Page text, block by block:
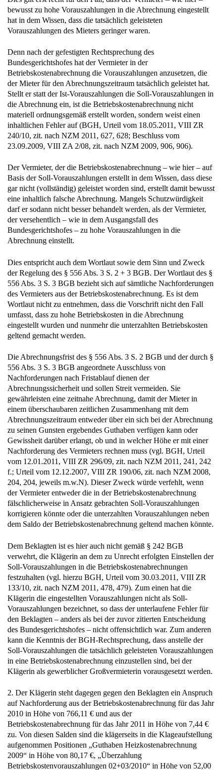
hat in dem Wissen, dass die tatsächlich geleisteten
Vorauszahlungen des Mieters geringer waren.
Denn nach der gefestigten Rechtsprechung des
Bundesgerichtshofes hat der Vermieter in der
Betriebskostenabrechnung die Vorauszahlungen anzusetzen, die
der Mieter für den Abrechnungszeitraum tatsächlich geleistet hat.
Stellt er statt der Ist-Vorauszahlungen die Soll-Vorauszahlungen in
die Abrechnung ein, ist die Betriebskostenabrechnung nicht
materiell ordnungsgemäß erstellt worden, sondern weist einen
inhaltlichen Fehler auf (BGH, Urteil vom 18.05.2011, VIII ZR
240/10, zit. nach NZM 2011, 627, 628; Beschluss vom
23.09.2009, VIII ZA 2/08, zit. nach NZM 2009, 906, 906).
Der Vermieter, der die Betriebskostenabrechnung – wie hier – auf
Basis der Soll-Vorauszahlungen erstellt in dem Wissen, dass diese
gar nicht (vollständig) geleistet worden sind, erstellt damit bewusst
eine inhaltlich falsche Abrechnung. Mangels Schutzwürdigkeit
darf er sodann nicht besser behandelt werden, als der Vermieter,
der versehentlich – wie in dem Ausgangsfall des
Bundesgerichtshofes – zu hohe Vorauszahlungen in die
Abrechnung einstellt.
Dies entspricht auch dem Wortlaut sowie dem Sinn und Zweck
der Regelung des § 556 Abs. 3 S. 2 + 3 BGB. Der Wortlaut des §
556 Abs. 3 S. 3 BGB bezieht sich auf sämtliche Nachforderungen
des Vermieters aus der Betriebskostenabrechnung. Es ist dem
Wortlaut nicht zu entnehmen, dass die Vorschrift nicht den Fall
umfasst, dass zu hohe Betriebskosten in die Abrechnung
eingestellt wurden und nunmehr die unterzahlten Betriebskosten
geltend gemacht werden.
Die Abrechnungsfrist des § 556 Abs. 3 S. 2 BGB und der durch §
556 Abs. 3 S. 3 BGB angeordnete Ausschluss von
Nachforderungen nach Fristablauf dienen der
Abrechnungssicherheit und sollen Streit vermeiden. Sie
gewährleisten eine zeitnahe Abrechnung, damit der Mieter in
einem überschaubaren zeitlichen Zusammenhang mit dem
Abrechnungszeitraum entweder über ein sich bei der Abrechnung
zu seinen Gunsten ergebendes Guthaben verfügen kann oder
Gewissheit darüber erlangt, ob und in welcher Höhe er mit einer
Nachforderung des Vermieters rechnen muss (vgl. BGH, Urteil
vom 12.01.2011, VIII ZR 296/09, zit. nach NZM 2011, 241, 242
f.; Urteil vom 12.12.2007, VIII ZR 190/06, zit. nach NZM 2008,
204, 204, jeweils m.w.N). Dieser Zweck würde verfehlt, wenn
der Vermieter entweder die in der Betriebskostenabrechnung
fälschlicherweise in Ansatz gebrachten Soll-Vorauszahlungen
korrigieren könnte oder die unterzahlten Vorauszahlungen neben
dem Saldo der Betriebskostenabrechnung geltend machen könnte.
Dem Beklagten ist es hier auch nicht gemäß § 242 BGB
verwehrt, die Klägerin an dem zu Unrecht erfolgten Einstellen der
Soll-Vorauszahlungen in die Betriebskostenabrechnungen
festzuhalten (vgl. hierzu BGH, Urteil vom 30.03.2011, VIII ZR
133/10, zit. nach NZM 2011, 478, 479). Zum einen hat die
Klägerin die eingestellten Vorauszahlungen nicht als Soll-
Vorauszahlungen bezeichnet, so dass der unterlaufene Fehler für
den Beklagten – anders als bei der zuvor zitierten Entscheidung
des Bundesgerichtshofes – nicht offensichtlich war. Zum anderen
kann die Kenntnis der BGH-Rechtsprechung, dass anstelle der
Soll-Vorauszahlungen die tatsächlich geleisteten Vorauszahlungen
in eine Betriebskostenabrechnung einzustellen sind, bei der
Klägerin als gewerblicher Großvermieterin vorausgesetzt werden.
2. Der Klägerin steht dagegen gegen den Beklagten ein Anspruch
auf Nachforderung aus der Betriebskostenabrechnung für das Jahr
2010 in Höhe von 766,11 € und aus der
Betriebskostenabrechnung für das Jahr 2011 in Höhe von 7,44 €
zu. Von diesen Salden sind die klägerseits in die Klageaufstellung
aufgenommen Positionen „Guthaben Heizkostenabrechnung
2009“ in Höhe von 80,17 €, „Überzahlung
Betriebskostenvorauszahlungen 02+03/2010“ in Höhe von 52,00
€ und „Überzahlung Heizkostenvorauszahlungen 01-03/2010“ in